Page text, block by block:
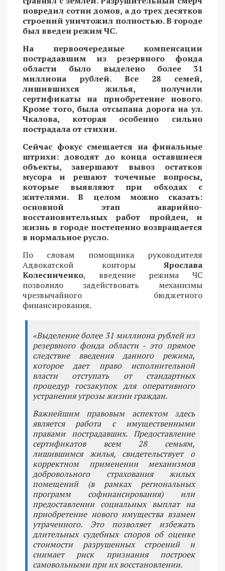
повредил сотни домов, а до трех десятков
строений уничтожил полностью. В городе
был введен режим ЧС.
На первоочередные компенсации
пострадавшим из резервного фонда
области было выделено более 31
миллиона рублей. Все 28 семей,
лишившихся жилья, получили
сертификаты на приобретение нового.
Кроме того, была отсыпана дорога на ул.
Чкалова, которая особенно сильно
пострадала от стихии.
Сейчас фокус смещается на финальные
штрихи: доводят до конца оставшиеся
объекты, завершают вывоз остатков
мусора и решают точечные вопросы,
которые выявляют при обходах с
жителями. В целом можно сказать:
основной этап аварийно-
восстановительных работ пройден, и
жизнь в городе постепенно возвращается
в нормальное русло.
По словам помощника руководителя
Адвокатской конторыЯрослава
Колесниченко, введение режима ЧС
позволило задействовать механизмы
чрезвычайного бюджетного
финансирования.
«Выделение более 31 миллиона рублей из
резервного фонда области - это прямое
следствие введения данного режима,
которое дает право исполнительной
власти отступать от стандартных
процедур госзакупок для оперативного
устранения угрозы жизни граждан.
Важнейшим правовым аспектом здесь
является работа с имущественными
правами пострадавших. Предоставление
сертификатов всем 28 семьям,
лишившимся жилья, свидетельствует о
корректном применении механизмов
добровольного страхования жилых
помещений (в рамках региональных
программ софинансирования) или
предоставлении социальных выплат на
приобретение нового имущества взамен
утраченного. Это позволяет избежать
длительных судебных споров об оценке
стоимости разрушенных строений и
снимает риск признания построек
самовольными при их восстановлении.